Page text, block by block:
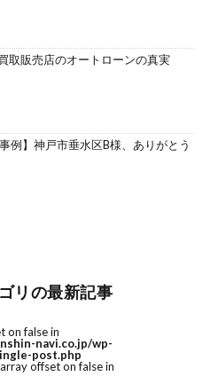
取販売店のオートローンの真実
例】神戸市垂水区B様、ありがとう
リの最新記事
on false in
navi.co.jp/wp-
post.php
offset on false in